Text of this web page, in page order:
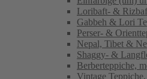
Loribaft- &
Gabbeh & Lori
Perser- &
Nepal, Tibet &
Shaggy- &
Berberteppiche,
Vintage